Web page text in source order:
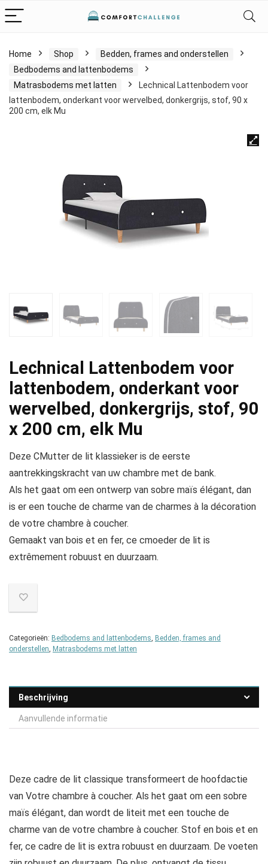
Home Shop
Bedden, frames and onderstellen
Bedbodems and lattenbodems
Matrasbodems met latten
Lechnical Lattenbodem voor
lattenbodem, onderkant voor wervelbed, donkergrijs, stof, 90 x
200 cm, elk Mu
Lechnical Lattenbodem voor
lattenbodem, onderkant voor
wervelbed, donkergrijs, stof, 90
x 200 cm, elk Mu
Deze CMutter de lit klassieker is de eerste
aantrekkingskracht van uw chambre met de bank.
Als het gaat om een ontwerp van sobre maïs élégant, dan
is er een touche de charme van de charmes à la décoration
de votre chambre à coucher.
Gemaakt van bois et en fer, ce cmoeder de lit is
extrêmement robuust en duurzaam.
Categorieën: Bedbodems and lattenbodems, Bedden, frames and
onderstellen, Matrasbodems met latten
Beschrijving
Aanvullende informatie
Deze cadre de lit classique transformeert de hoofdactie
van Votre chambre à coucher. Als het gaat om een sobre
maïs élégant, dan wordt de liteit met een touche de
charme van de votre chambre à coucher. Stof en bois et en
fer, ce cadre de lit is extra robuust en duurzaam. De voeten